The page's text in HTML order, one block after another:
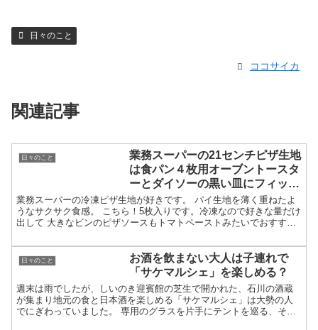
日々のこと
ココサイカ
関連記事
日々のこと
業務スーパーの21センチピザ生地
は食パン４枚用オーブントースタ
ーとダイソーの黒い皿にフィッ
ト！ソースもおすすめ
業務スーパーの冷凍ピザ生地が好きです。 パイ生地を薄く重ねたよ
うなサクサク食感。 こちら！5枚入りです。冷凍なので好きな量だけ
出して 大きなビンのピザソースもトマトペーストみたいでおすすめ
日々のこと
お酒を飲まない大人は子連れで
「サケマルシェ」を楽しめる？
週末は雨でしたが、しいのき迎賓館の芝生で開かれた、石川の酒蔵
が集まり地元の食と日本酒を楽しめる「サケマルシェ」は大勢の人
でにぎわっていました。 専用のグラスを片手にテントを巡る、その